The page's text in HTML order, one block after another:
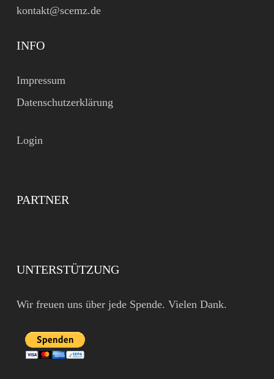
kontakt@scemz.de
INFO
Impressum
Datenschutzerklärung
Login
PARTNER
UNTERSTÜTZUNG
Wir freuen uns über jede Spende. Vielen Dank.